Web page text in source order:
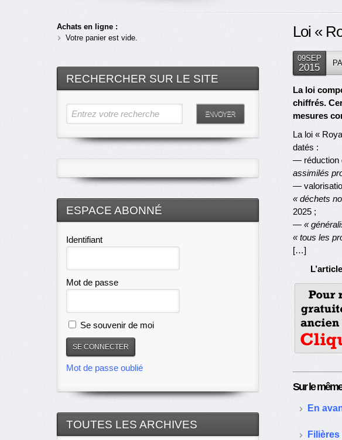
Loi «
09SEP
2015
La loi
chiffrés.
mesures
La loi «
datés :
— réduction
assimilés
—
« déchets
2025 ;
— «
« tous les
[…]
Sur le
En
Filières
Achats en ligne :
Votre panier est vide.
RECHERCHER SUR LE SITE
Entrez votre recherche ENVOYER
ESPACE ABONNÉ
Identifiant
Mot de passe
Se souvenir de moi
Mot de passe oublié
TOUTES LES ARCHIVES